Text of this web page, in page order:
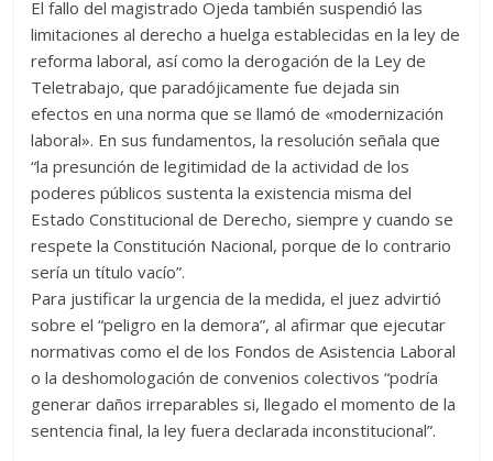
El fallo del magistrado Ojeda también suspendió las
limitaciones al derecho a huelga establecidas en la ley de
reforma laboral, así como la derogación de la Ley de
Teletrabajo, que paradójicamente fue dejada sin
efectos en una norma que se llamó de «modernización
laboral». En sus fundamentos, la resolución señala que
“la presunción de legitimidad de la actividad de los
poderes públicos sustenta la existencia misma del
Estado Constitucional de Derecho, siempre y cuando se
respete la Constitución Nacional, porque de lo contrario
sería un título vacío”.
Para justificar la urgencia de la medida, el juez advirtió
sobre el “peligro en la demora”, al afirmar que ejecutar
normativas como el de los Fondos de Asistencia Laboral
o la deshomologación de convenios colectivos “podría
generar daños irreparables si, llegado el momento de la
sentencia final, la ley fuera declarada inconstitucional”.